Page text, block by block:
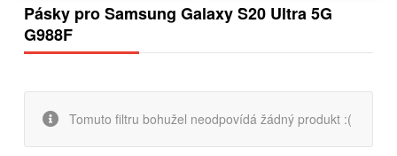
Pásky pro Samsung Galaxy S20 Ultra 5G
G988F
Tomuto filtru bohužel neodpovídá žádný produkt :(